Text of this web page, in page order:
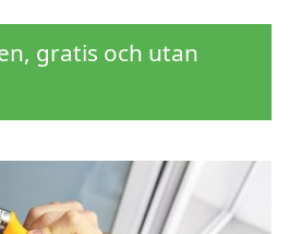
gratis och utan